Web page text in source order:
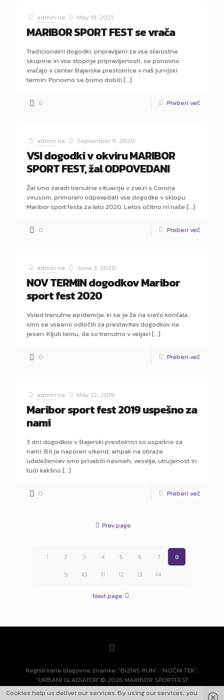
admin na May 19, 2021
MARIBOR SPORT FEST se vrača
Tradicionalni dogodki, pripravljeni za vse starostne
skupine in vse stopnje pripravljenosti, se ponovno
vračajo v center štajerske prestolnice v naš junijski
termin. Ponovno se bomo dobili […]
0 Preberi več
admin na September 9, 2020
VSI dogodki v okviru MARIBOR
SPORT FEST, žal ODPOVEDANI
Žal smo zaradi trenutne situacije v zvezi s Corona
virusom, primorani odpovedati vse dogodke v sklopu
Maribor sport festa za leto 2020. Letos očitno ni naše […]
0 Preberi več
admin na June 3, 2020
NOV TERMIN dogodkov Maribor
sport fest 2020
Vsled trenutne epidemije, ki se je že na srečo končala,
smo se vseeno odločili za prestavitev dogodkov na
jesen. Kljub temu, da so trenutno v veljavi […]
0 Preberi več
admin na May 22, 2019
Maribor sport fest 2019 uspešno za
nami
3 dni dogodkov v štajerski prestolnici so uspešno za
nami. Bil je naporen vikend, ampak na obraze
udeležencev smo privabili nasmeh, veselje, utrujenost in
tudi kakšno […]
0 Preberi več
Prev page
1 2 3 4 5 6 7
8
9
10 11 12 13 14
Next page
Registrirane blagovne znamke: "BIZNIS RUN", "NOČNI TEK",
"URBANI GLADIATOR"© 2026 MARIBOR SPORTFEST
Cookies help us deliver our services. By using our services, you